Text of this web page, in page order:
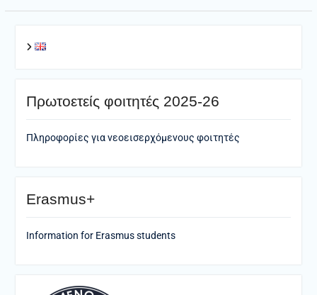
Πρωτοετείς φοιτητές 2025-26
Πληροφορίες για νεοεισερχόμενους φοιτητές
Erasmus+
Information for Erasmus students